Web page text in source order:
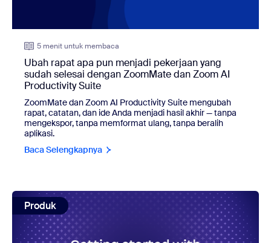
5 menit untuk membaca
Ubah rapat apa pun menjadi pekerjaan yang
sudah selesai dengan ZoomMate dan Zoom AI
Productivity Suite
ZoomMate dan Zoom AI Productivity Suite mengubah
rapat, catatan, dan ide Anda menjadi hasil akhir — tanpa
mengekspor, tanpa memformat ulang, tanpa beralih
aplikasi.
Baca Selengkapnya
view: Panduan untuk mulai menggunakan ZoomMate
Produk